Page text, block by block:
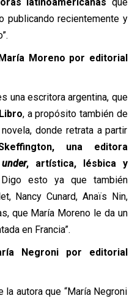
publicando recientemente y
Moreno por editorial
una escritora argentina, que
, a propósito también de
donde retrata a partir
una editora
under, artística, lésbica y
esto ya que también
Nancy Cunard, Anaïs Nin,
que María Moreno le da un
en Francia”.
Negroni por editorial
autora que “María Negroni